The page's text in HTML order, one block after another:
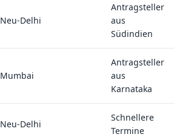
Neu-Delhi
Antragsteller
aus
Südindien
Mumbai
Antragsteller
aus
Karnataka
Neu-Delhi
Schnellere
Termine